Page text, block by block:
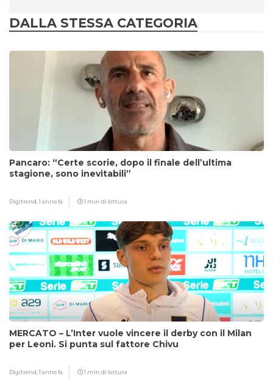
DALLA STESSA CATEGORIA
Pancaro: “Certe scorie, dopo il finale dell’ultima
stagione, sono inevitabili”
Digitrend,1 anno fa 1 min di lettura
MERCATO – L’Inter vuole vincere il derby con il Milan
per Leoni. Si punta sul fattore Chivu
Digitrend,1 anno fa 1 min di lettura